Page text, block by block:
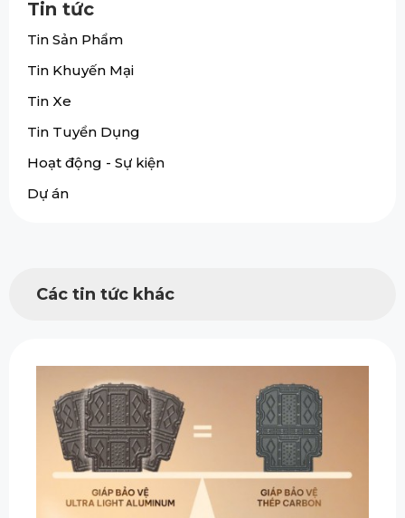
Tin tức
Tin Sản Phẩm
Tin Khuyến Mại
Tin Xe
Tin Tuyển Dụng
Hoạt động - Sự kiện
Dự án
Các tin tức khác